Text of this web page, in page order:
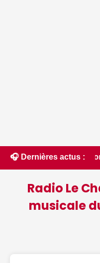
🎧 Dernières actus :
pour ce
Radio Le
musicale